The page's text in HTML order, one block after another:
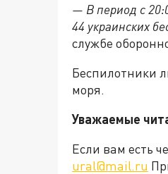
— В период с
44 украинских
службе
Беспилотники
моря.
Уважаемые
Если вам есть
ural@mail.ru